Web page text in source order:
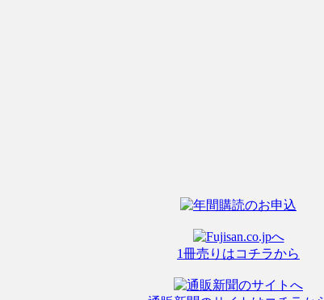
1冊売りはコチラから